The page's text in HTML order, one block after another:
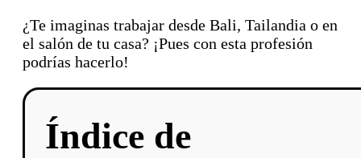
¿Te imaginas trabajar desde Bali, Tailandia o en
el salón de tu casa? ¡Pues con esta profesión
podrías hacerlo!
Índice de